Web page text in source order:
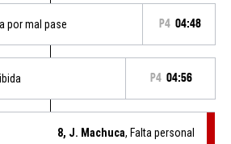
por mal pase P4 04:48
P4 04:56
8, J. Machuca, Falta personal